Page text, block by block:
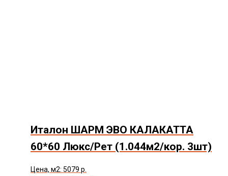
Италон ШАРМ ЭВО КАЛАКАТТА
60*60 Люкс/Рет (1.044м2/кор. 3шт)
Цена, м2: 5079 р.